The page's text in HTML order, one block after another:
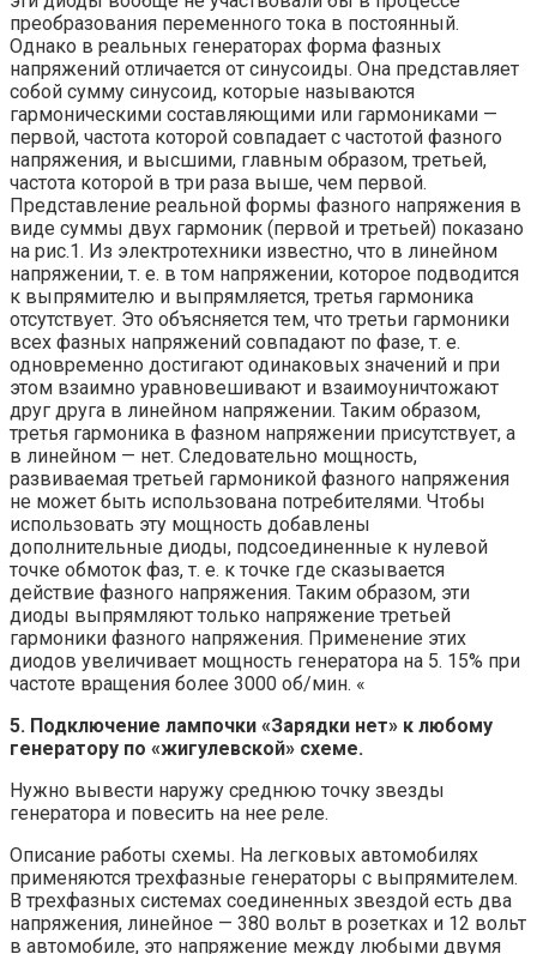
преобразования переменного тока в постоянный.
Однако в реальных генераторах форма фазных
напряжений отличается от синусоиды. Она представляет
собой сумму синусоид, которые называются
гармоническими составляющими или гармониками —
первой, частота которой совпадает с частотой фазного
напряжения, и высшими, главным образом, третьей,
частота которой в три раза выше, чем первой.
Представление реальной формы фазного напряжения в
виде суммы двух гармоник (первой и третьей) показано
на рис.1. Из электротехники известно, что в линейном
напряжении, т. е. в том напряжении, которое подводится
к выпрямителю и выпрямляется, третья гармоника
отсутствует. Это объясняется тем, что третьи гармоники
всех фазных напряжений совпадают по фазе, т. е.
одновременно достигают одинаковых значений и при
этом взаимно уравновешивают и взаимоуничтожают
друг друга в линейном напряжении. Таким образом,
третья гармоника в фазном напряжении присутствует, а
в линейном — нет. Следовательно мощность,
развиваемая третьей гармоникой фазного напряжения
не может быть использована потребителями. Чтобы
использовать эту мощность добавлены
дополнительные диоды, подсоединенные к нулевой
точке обмоток фаз, т. е. к точке где сказывается
действие фазного напряжения. Таким образом, эти
диоды выпрямляют только напряжение третьей
гармоники фазного напряжения. Применение этих
диодов увеличивает мощность генератора на 5. 15% при
частоте вращения более 3000 об/мин. «
5. Подключение лампочки «Зарядки нет» к любому
генератору по «жигулевской» схеме.
Нужно вывести наружу среднюю точку звезды
генератора и повесить на нее реле.
Описание работы схемы. На легковых автомобилях
применяются трехфазные генераторы с выпрямителем.
В трехфазных системах соединенных звездой есть два
напряжения, линейное — 380 вольт в розетках и 12 вольт
в автомобиле, это напряжение между любыми двумя